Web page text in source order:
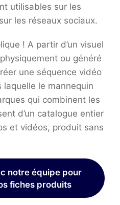
utilisables sur les
les réseaux sociaux.
! A partir d’un visuel
ou généré
une séquence vidéo
le mannequin
qui combinent les
d’un catalogue entier
et vidéos, produit sans
notre équipe pour
fiches produits